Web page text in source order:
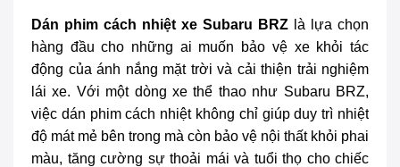
Dán phim cách nhiệt xe Subaru BRZ là lựa chọn
hàng đầu cho những ai muốn bảo vệ xe khỏi tác
động của ánh nắng mặt trời và cải thiện trải nghiệm
lái xe. Với một dòng xe thể thao như Subaru BRZ,
việc dán phim cách nhiệt không chỉ giúp duy trì nhiệt
độ mát mẻ bên trong mà còn bảo vệ nội thất khỏi phai
màu, tăng cường sự thoải mái và tuổi thọ cho chiếc